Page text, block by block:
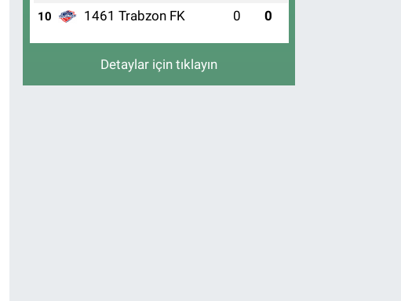
10 1461 Trabzon FK 0 0
Detaylar için tıklayın